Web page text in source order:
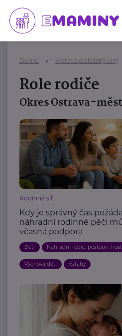
Domů Moravskoslezský kraj
Role rodiče
Okres Ostrava-
Rodinná síť
Kdy je správný čas
náhradní rodinné péči
včasná podpora
Děti Náhradní rodič, pěstoun,
Výchova dětí Vztahy